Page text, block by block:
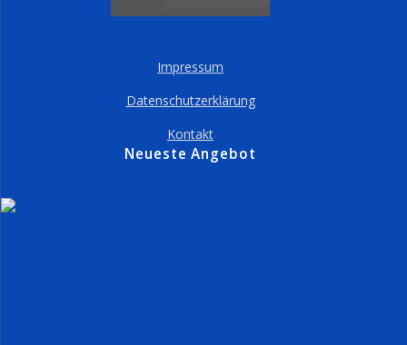
Impressum
Datenschutzerklärung
Kontakt
Neueste Angebot